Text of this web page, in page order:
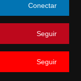
Conectar
Seguir
Seguir